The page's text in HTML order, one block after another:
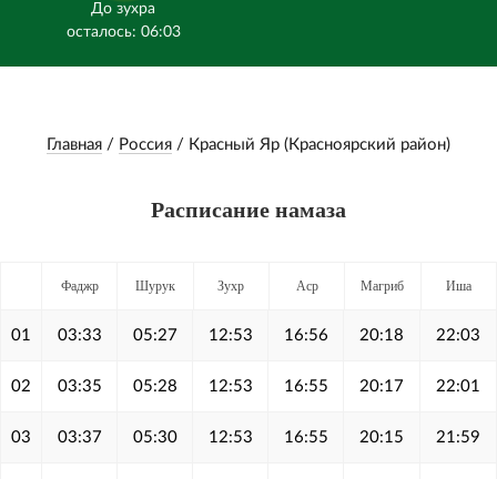
До зухра
осталось: 06:03
Главная / Россия / Красный Яр (Красноярский район)
Расписание намаза
Фаджр Шурук Зухр Аср Магриб Иша
01 03:33 05:27 12:53 16:56 20:18 22:03
02 03:35 05:28 12:53 16:55 20:17 22:01
03 03:37 05:30 12:53 16:55 20:15 21:59